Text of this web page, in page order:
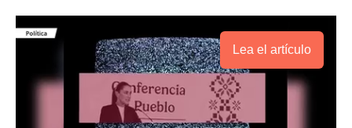
Lea el artículo